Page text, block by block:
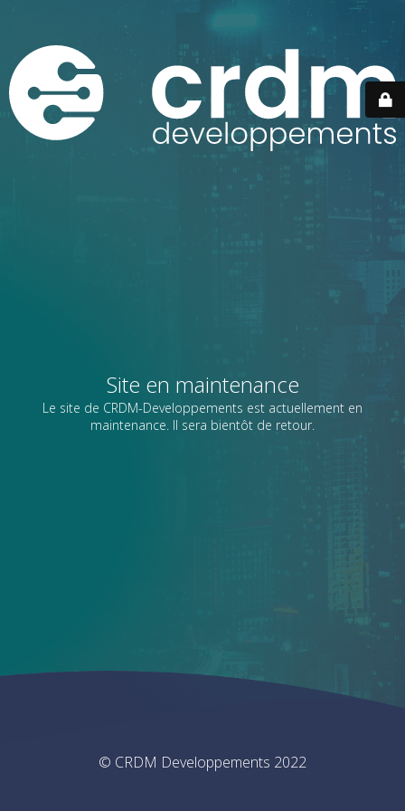
Site en maintenance
Le site de CRDM-Developpements est actuellement en
maintenance. Il sera bientôt de retour.
© CRDM Developpements 2022